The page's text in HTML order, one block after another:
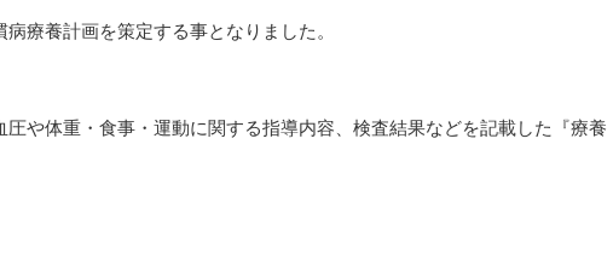
療養計画を策定する事となりました。
や体重・食事・運動に関する指導内容、検査結果などを記載した『療養